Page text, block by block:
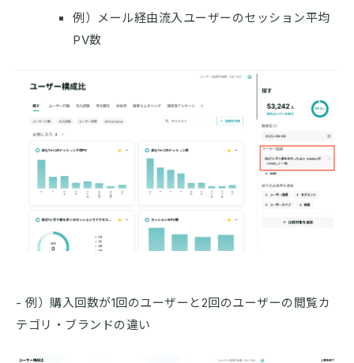
例）メール経由流入ユーザーのセッション平均
PV数
- 例）購入回数が1回のユーザーと2回のユーザーの閲覧カ
テゴリ・ブランドの違い